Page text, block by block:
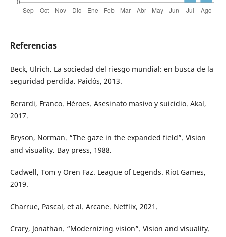
Referencias
Beck, Ulrich. La sociedad del riesgo mundial: en busca de la
seguridad perdida. Paidós, 2013.
Berardi, Franco. Héroes. Asesinato masivo y suicidio. Akal,
2017.
Bryson, Norman. “The gaze in the expanded field”. Vision
and visuality. Bay press, 1988.
Cadwell, Tom y Oren Faz. League of Legends. Riot Games,
2019.
Charrue, Pascal, et al. Arcane. Netflix, 2021.
Crary, Jonathan. “Modernizing vision”. Vision and visuality.